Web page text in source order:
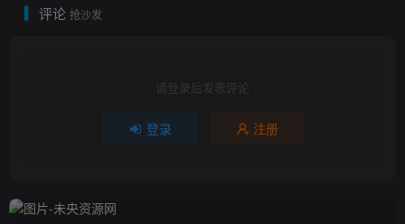
评论 抢沙发
请登录后发表评论
登录 注册